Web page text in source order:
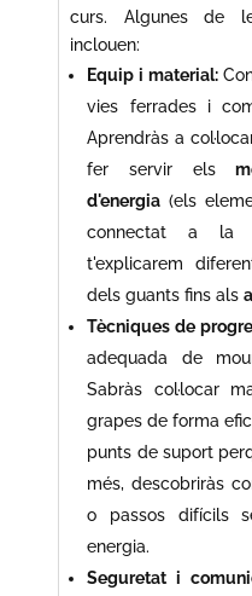
curs. Algunes de
inclouen:
Equip i material:
vies ferrades i
Aprendràs a
fer servir els
d'energia (els
connectat a la
t'explicarem
dels guants fins als
Tècniques de
adequada de
Sabràs col·locar
grapes de forma
punts de suport
més, descobriràs
o passos difícils
energia.
Seguretat i